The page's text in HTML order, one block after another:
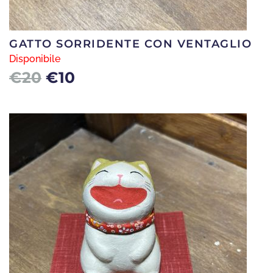
GATTO SORRIDENTE CON VENTAGLIO
Disponibile
€20 Il
originale
era:
€20.
€10
attuale
€10.